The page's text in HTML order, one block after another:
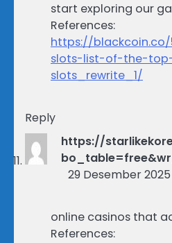
start exploring our
References:
https://
slots-list-of-the-top-
slots_rewrite_1/
Reply
https://
29 Desember
online casinos that
References: